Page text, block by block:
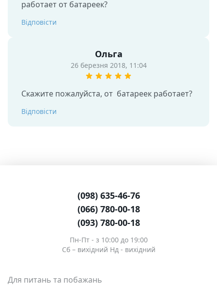
работает от батареек?
Відповісти
Ольга
26 березня 2018, 11:04
Скажите пожалуйста, от  батареек работает?
Відповісти
(098) 635-46-76
(066) 780-00-18
(093) 780-00-18
Пн-Пт - з 10:00 до 19:00
Сб – вихідний Нд - вихідний
Для питань та побажань